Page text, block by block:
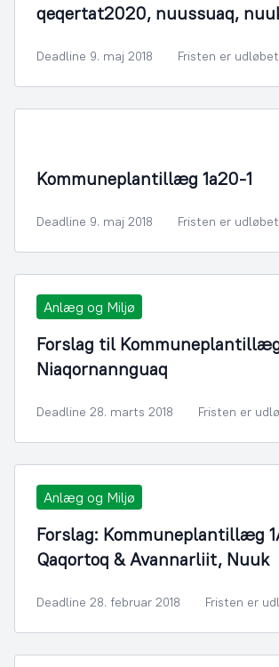
qeqertat2020, nuussuaq,
Deadline 9. maj 2018 Fristen er udløbet
Kommuneplantillæg 1a20-1
Deadline 9. maj 2018 Fristen er udløbet
Anlæg og Miljø
Forslag til
Niaqornannguaq
Deadline 28. marts 2018 Fristen er
Anlæg og Miljø
Forslag: Kommuneplantillæg
Qaqortoq & Avannarliit, Nuuk
Deadline 28. februar 2018 Fristen er